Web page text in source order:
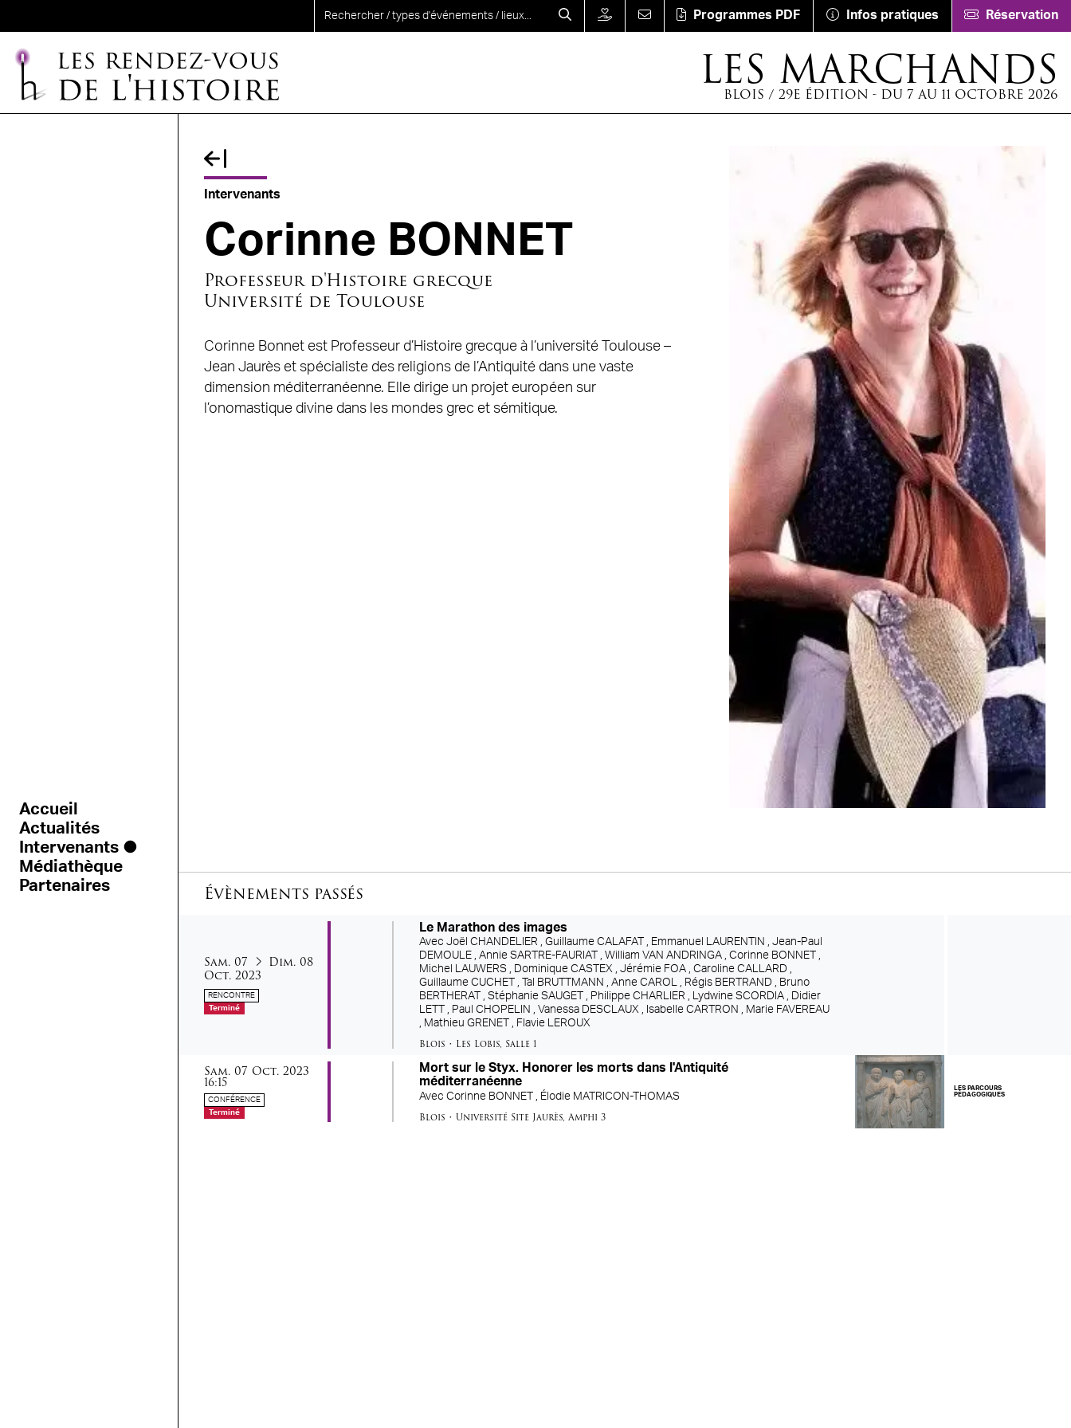
Programmes PDF Infos pratiques Réservation
LES MARCHANDS
BLOIS / 29E ÉDITION - DU 7 AU 11 OCTOBRE 2026
Accueil
Actualités
Intervenants
Médiathèque
Partenaires
Fil d'Ariane
Intervenants
Corinne BONNET
Professeur d'Histoire grecque
Université de Toulouse
Corinne Bonnet est Professeur d’Histoire grecque à l’université Toulouse –
Jean Jaurès et spécialiste des religions de l’Antiquité dans une vaste
dimension méditerranéenne. Elle dirige un projet européen sur
l’onomastique divine dans les mondes grec et sémitique.
Évènements passés
du
samedi
Sam. 07 au
dimanche
Dim. 08octobre
Oct. 2023
RENCONTRE
Terminé
Le Marathon des images
AvecJoël CHANDELIER ,Guillaume CALAFAT , Emmanuel LAURENTIN ,Jean-Paul
DEMOULE ,Annie SARTRE-FAURIAT ,William VAN ANDRINGA ,Corinne BONNET ,
Michel LAUWERS , Dominique CASTEX ,Jérémie FOA ,Caroline CALLARD ,
Guillaume CUCHET ,
Tal BRUTTMANN ,Anne CAROL , Régis BERTRAND , Bruno
BERTHERAT ,Stéphanie SAUGET , Philippe CHARLIER , Lydwine SCORDIA , Didier
LETT , Paul CHOPELIN ,Vanessa DESCLAUX , Isabelle CARTRON , Marie FAVEREAU
, Mathieu GRENET , Flavie LEROUX
Blois • Les Lobis, Salle 1
samedi
Sam. 07 octobre
Oct. 2023
16:15
CONFÉRENCE
Terminé
Mort sur le Styx. Honorer les morts dans l'Antiquité
méditerranéenne
AvecCorinne BONNET , Élodie MATRICON-THOMAS
Blois •Université Site Jaurès,Amphi 3
LES PARCOURS
PÉDAGOGIQUES